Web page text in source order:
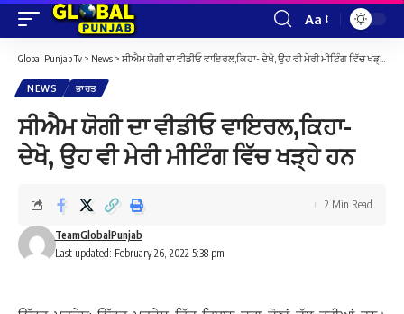
Font
Resizer
Aa
Global Punjab Tv > News > ਸੀਐਮ ਯੋਗੀ ਦਾ ਵੀਡੀਓ ਵਾਇਰਲ,ਕਿਹਾ- ਦੇਖੋ, ਉਹ ਵੀ ਮੇਰੀ ਮੀਟਿੰਗ ਵਿੱਚ ਖੜ੍ਹੇ ਹਨ
NEWS ਭਾਰਤ
ਸੀਐਮ ਯੋਗੀ ਦਾ ਵੀਡੀਓ ਵਾਇਰਲ,ਕਿਹਾ-
ਦੇਖੋ, ਉਹ ਵੀ ਮੇਰੀ ਮੀਟਿੰਗ ਵਿੱਚ ਖੜ੍ਹੇ ਹਨ
Last updated: February 26, 2022 5:38 pm
TeamGlobalPunjab
2 Min Read